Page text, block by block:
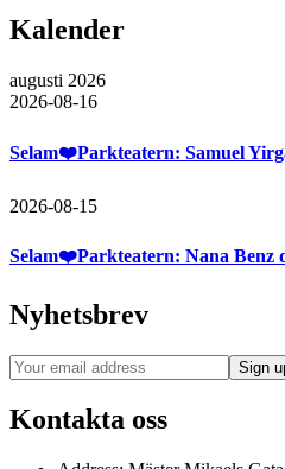
Kalender
augusti 2026
2026-08-16
Selam❤️Parkteatern: Samuel
2026-08-15
Selam❤️Parkteatern: Nana Benz
Nyhetsbrev
Kontakta oss